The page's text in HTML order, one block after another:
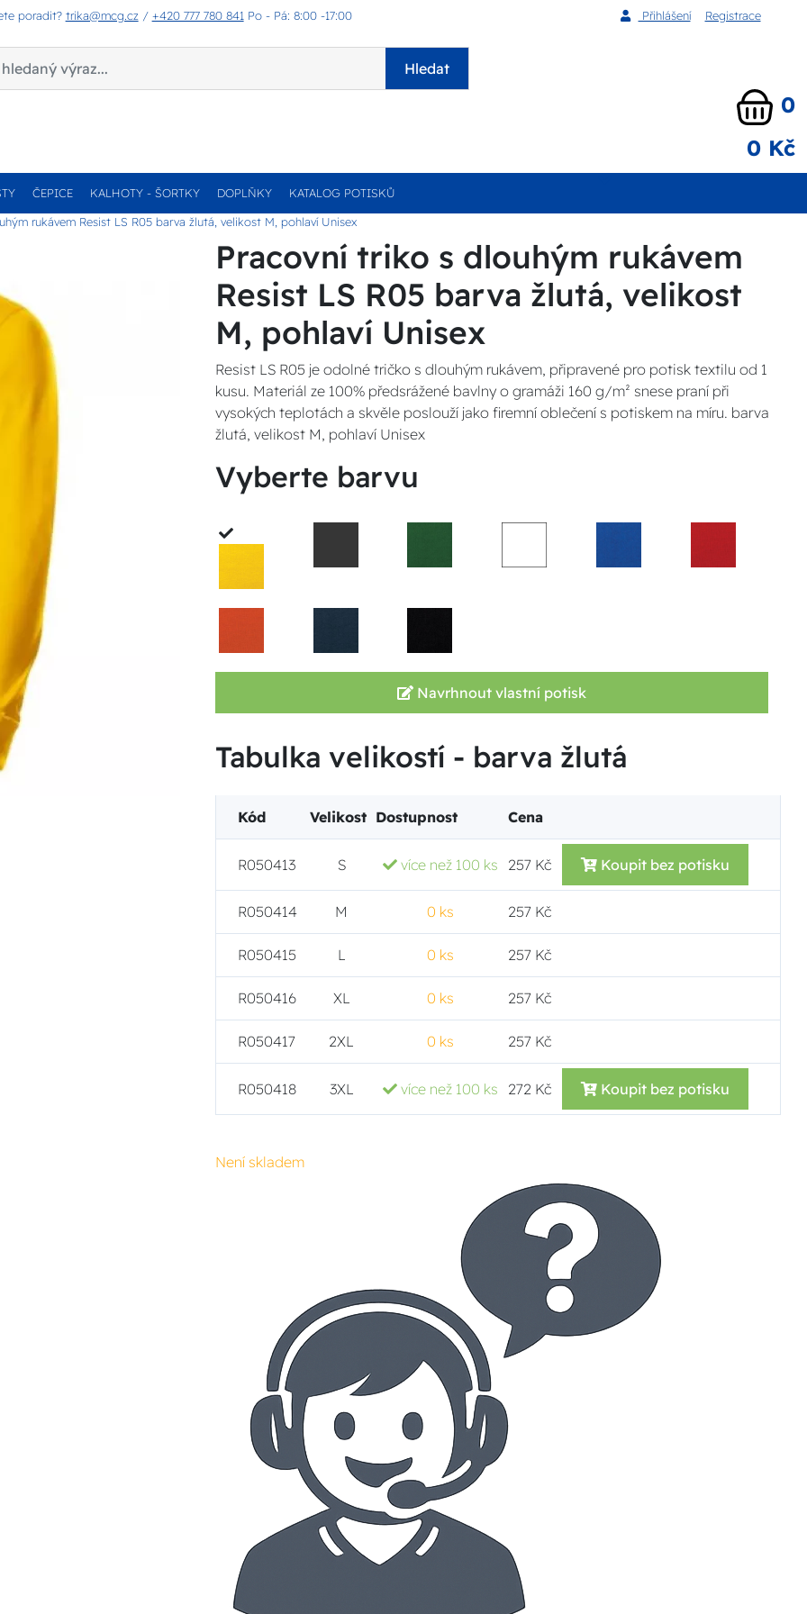
poradit? trika@mcg.cz / +420 777 780 841 Po - Pá: 8:00 -17:00 Přihlášení Registrace
Hledat
0
0 Kč
ČEPICE KALHOTY - ŠORTKY DOPLŇKY KATALOG POTISKŮ
rukávem Resist LS R05 barva žlutá, velikost M, pohlaví Unisex
Pracovní triko s dlouhým rukávem
Resist LS R05 barva žlutá, velikost
M, pohlaví Unisex
Resist LS R05 je odolné tričko s dlouhým rukávem, připravené pro potisk textilu od 1
kusu. Materiál ze 100% předsrážené bavlny o gramáži 160 g/m² snese praní při
vysokých teplotách a skvěle poslouží jako firemní oblečení s potiskem na míru. barva
žlutá, velikost M, pohlaví Unisex
Vyberte barvu
Navrhnout vlastní potisk
Tabulka velikostí - barva žlutá
Kód Velikost Dostupnost Cena
R050413 S více než 100 ks 257 Kč Koupit bez potisku
R050414 M 0 ks 257 Kč
R050415 L 0 ks 257 Kč
R050416 XL 0 ks 257 Kč
R050417 2XL 0 ks 257 Kč
R050418 3XL více než 100 ks 272 Kč Koupit bez potisku
Není skladem